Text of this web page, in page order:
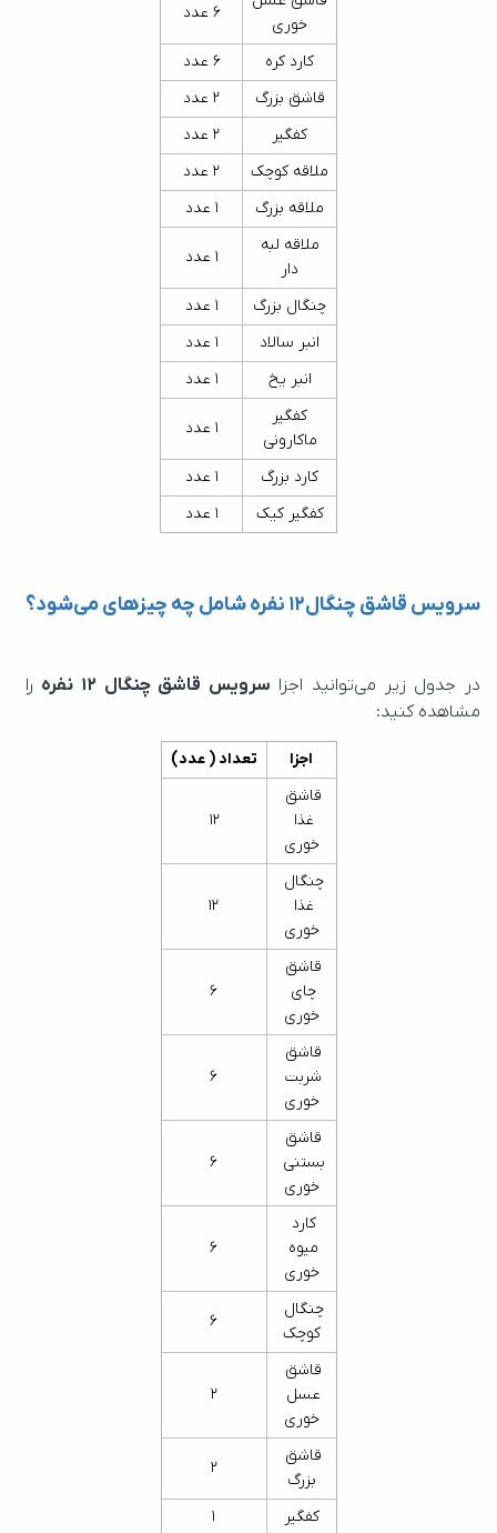
خوری
6 عدد
کارد کره
6 عدد
قاشق بزرگ
2 عدد
کفگیر
2 عدد
ملاقه کوچک
2 عدد
ملاقه بزرگ
1 عدد
ملاقه لبه
دار
1 عدد
چنگال بزرگ
1 عدد
انبر سالاد
1 عدد
انبر یخ
1 عدد
کفگیر
ماکارونی
1 عدد
کارد بزرگ
1 عدد
کفگیر کیک
1 عدد
سرویس قاشق چنگال12 نفره شامل چه چیزهای می‌شود؟
در جدول زیر می‌توانید اجزا سرویس قاشق چنگال 12 نفره
را
مشاهده کنید:
اجزا
تعداد ( عدد)
قاشق
غذا
خوری
12
چنگال
غذا
خوری
12
قاشق
چای
خوری
6
قاشق
شربت
خوری
6
قاشق
بستنی
خوری
6
کارد
میوه
خوری
6
چنگال
کوچک
6
قاشق
عسل
خوری
2
قاشق
بزرگ
2
کفگیر
1